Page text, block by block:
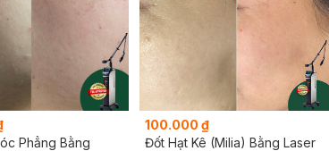
Phẳng Bằng
100.000 ₫
Đốt Hạt Kê (Milia) Bằng Laser